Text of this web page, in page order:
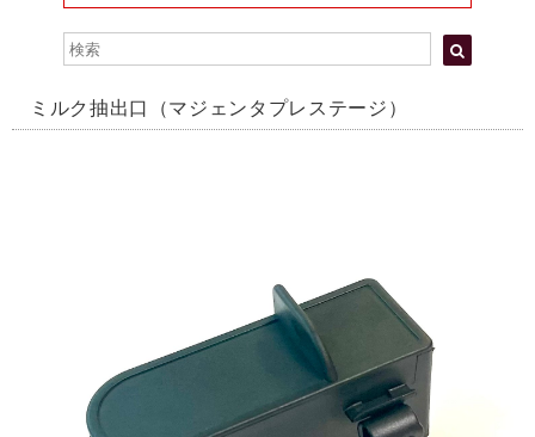
ミルク抽出口（マジェンタプレステージ）